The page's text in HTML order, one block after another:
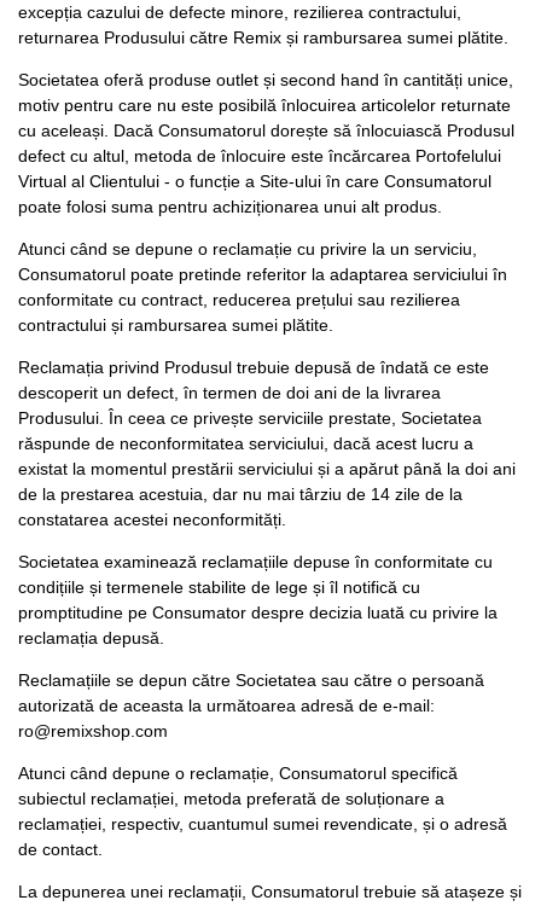
excepția cazului de defecte minore, rezilierea contractului,
returnarea Produsului către Remix și rambursarea sumei plătite.
Societatea oferă produse outlet și second hand în cantități unice,
motiv pentru care nu este posibilă înlocuirea articolelor returnate
cu aceleași. Dacă Consumatorul dorește să înlocuiască Produsul
defect cu altul, metoda de înlocuire este încărcarea Portofelului
Virtual al Clientului - o funcție a Site-ului în care Consumatorul
poate folosi suma pentru achiziționarea unui alt produs.
Atunci când se depune o reclamație cu privire la un serviciu,
Consumatorul poate pretinde referitor la adaptarea serviciului în
conformitate cu contract, reducerea prețului sau rezilierea
contractului și rambursarea sumei plătite.
Reclamația privind Produsul trebuie depusă de îndată ce este
descoperit un defect, în termen de doi ani de la livrarea
Produsului. În ceea ce privește serviciile prestate, Societatea
răspunde de neconformitatea serviciului, dacă acest lucru a
existat la momentul prestării serviciului și a apărut până la doi ani
de la prestarea acestuia, dar nu mai târziu de 14 zile de la
constatarea acestei neconformități.
Societatea examinează reclamațiile depuse în conformitate cu
condițiile și termenele stabilite de lege și îl notifică cu
promptitudine pe Consumator despre decizia luată cu privire la
reclamația depusă.
Reclamațiile se depun către Societatea sau către o persoană
autorizată de aceasta la următoarea adresă de e-mail:
ro@remixshop.com
Atunci când depune o reclamație, Consumatorul specifică
subiectul reclamației, metoda preferată de soluționare a
reclamației, respectiv, cuantumul sumei revendicate, și o adresă
de contact.
La depunerea unei reclamații, Consumatorul trebuie să atașeze și